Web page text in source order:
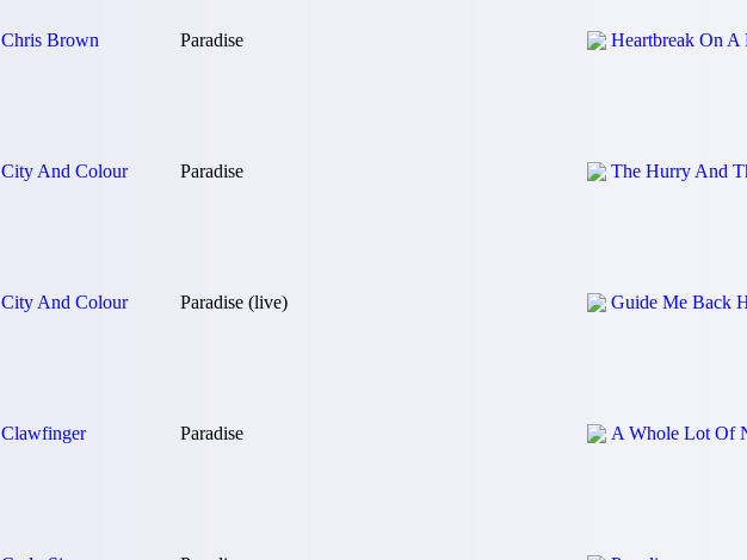
Chris Brown Paradise Heartbreak On A
City And Colour Paradise The Hurry And
City And Colour Paradise (live) Guide Me Back
Clawfinger Paradise A Whole Lot Of